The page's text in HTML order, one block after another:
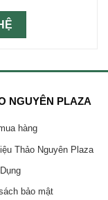
NGUYÊN PLAZA
hàng
Thảo Nguyên Plaza
bảo mật